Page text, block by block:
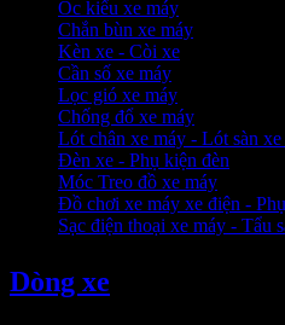
Ốc kiểu xe máy
Chắn bùn xe máy
Kèn xe - Còi xe
Cần số xe máy
Lọc gió xe máy
Chống đổ xe máy
Lót chân xe máy - Lót sàn xe
Đèn xe - Phụ kiện đèn
Móc Treo đồ xe máy
Đồ chơi xe máy xe điện -
Sạc điện thoại xe máy - Tẩu
Dòng xe